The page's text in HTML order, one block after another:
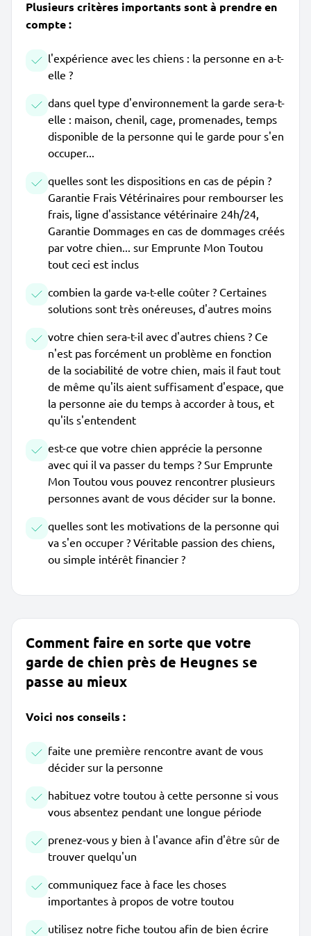
Plusieurs critères importants sont à prendre en
compte :
l'expérience avec les chiens : la personne en a-t-
elle ?
dans quel type d'environnement la garde sera-t-
elle : maison, chenil, cage, promenades, temps
disponible de la personne qui le garde pour s'en
occuper...
quelles sont les dispositions en cas de pépin ?
Garantie Frais Vétérinaires pour rembourser les
frais, ligne d'assistance vétérinaire 24h/24,
Garantie Dommages en cas de dommages créés
par votre chien... sur Emprunte Mon Toutou
tout ceci est inclus
combien la garde va-t-elle coûter ? Certaines
solutions sont très onéreuses, d'autres moins
votre chien sera-t-il avec d'autres chiens ? Ce
n'est pas forcément un problème en fonction
de la sociabilité de votre chien, mais il faut tout
de même qu'ils aient suffisament d'espace, que
la personne aie du temps à accorder à tous, et
qu'ils s'entendent
est-ce que votre chien apprécie la personne
avec qui il va passer du temps ? Sur Emprunte
Mon Toutou vous pouvez rencontrer plusieurs
personnes avant de vous décider sur la bonne.
quelles sont les motivations de la personne qui
va s'en occuper ? Véritable passion des chiens,
ou simple intérêt financier ?
Comment faire en sorte que votre
garde de chien près de Heugnes se
passe au mieux
Voici nos conseils :
faite une première rencontre avant de vous
décider sur la personne
habituez votre toutou à cette personne si vous
vous absentez pendant une longue période
prenez-vous y bien à l'avance afin d'être sûr de
trouver quelqu'un
communiquez face à face les choses
importantes à propos de votre toutou
utilisez notre fiche toutou afin de bien écrire